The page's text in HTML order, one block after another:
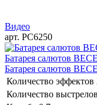
Видео
арт. РС6250
Батарея салютов
Батарея салютов
Количество эффектов
Количество выстрелов